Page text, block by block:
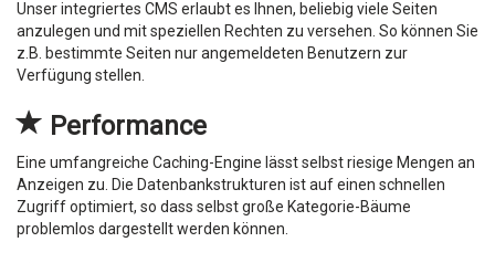
Unser integriertes CMS erlaubt es Ihnen, beliebig viele Seiten
anzulegen und mit speziellen Rechten zu versehen. So können Sie
z.B. bestimmte Seiten nur angemeldeten Benutzern zur
Verfügung stellen.
Performance
Eine umfangreiche Caching-Engine lässt selbst riesige Mengen an
Anzeigen zu. Die Datenbankstrukturen ist auf einen schnellen
Zugriff optimiert, so dass selbst große Kategorie-Bäume
problemlos dargestellt werden können.